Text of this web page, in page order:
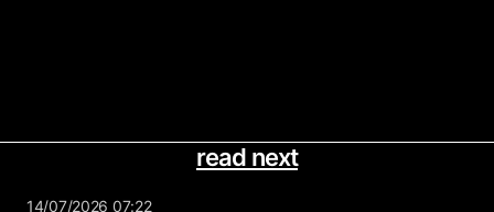
read next
14/07/2026 07:22